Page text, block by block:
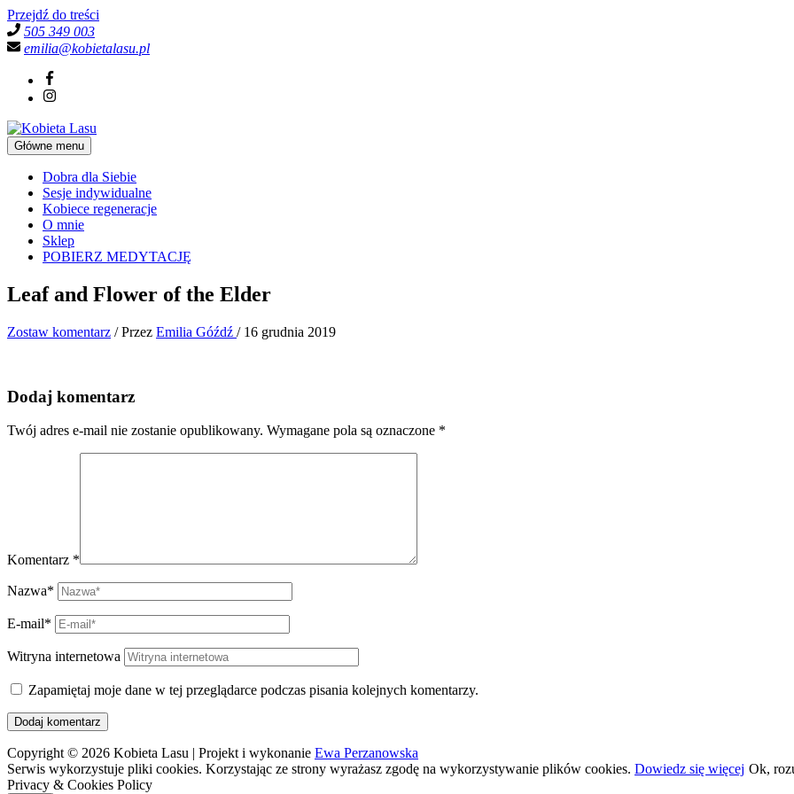
Przejdź do treści
505 349 003
emilia@kobietalasu.pl
Główne menu
Dobra dla Siebie
Sesje indywidualne
Kobiece regeneracje
O mnie
Sklep
POBIERZ MEDYTACJĘ
Leaf and Flower of the Elder
Zostaw komentarz / Przez Emilia Góźdź / 16 grudnia 2019
Dodaj komentarz
Twój adres e-mail nie zostanie opublikowany. Wymagane pola są oznaczone *
Komentarz *
Nazwa*
E-mail*
Witryna internetowa
Zapamiętaj moje dane w tej przeglądarce podczas pisania kolejnych komentarzy.
Copyright © 2026 Kobieta Lasu | Projekt i wykonanie Ewa Perzanowska
Serwis wykorzystuje pliki cookies. Korzystając ze strony wyrażasz zgodę na wykorzystywanie plików cookies. Dowiedz się więcej Ok,
Privacy & Cookies Policy